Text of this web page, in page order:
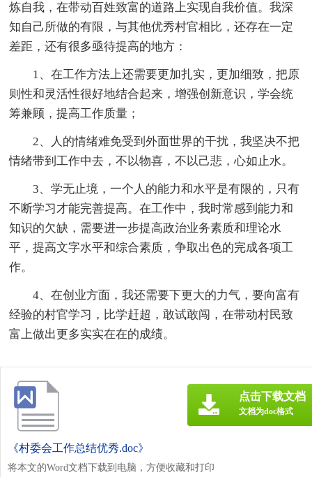
炼自我，在带动百姓致富的道路上实现自我价值。我深
知自己所做的有限，与其他优秀村官相比，还存在一定
差距，还有很多亟待提高的地方：
1、在工作方法上还需要更加扎实，更加细致，把原
则性和灵活性很好地结合起来，增强创新意识，学会统
筹兼顾，提高工作质量；
2、人的情绪难免受到外面世界的干扰，我坚决不把
情绪带到工作中去，不以物喜，不以己悲，心如止水。
3、学无止境，一个人的能力和水平是有限的，只有
不断学习才能完善提高。在工作中，我时常感到能力和
知识的欠缺，需要进一步提高政治业务素质和理论水
平，提高文字水平和综合素质，争取出色的完成各项工
作。
4、在创业方面，我还需要下更大的力气，要向富有
经验的村官学习，比学赶超，敢试敢闯，在带动村民致
富上做出更多实实在在的成绩。
《村委会工作总结优秀.doc》
将本文的Word文档下载到电脑，方便收藏和打印
点击下载文档
文档为doc格式